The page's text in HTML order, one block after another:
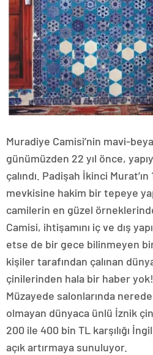
Muradiye Camisi’nin mavi-
günümüzden 22 yıl önce,
çalındı. Padişah İkinci Murat’ın
mevkisine hakim bir tepeye
camilerin en güzel
Camisi, ihtişamını iç ve dış
etse de bir gece bilinmeyen
kişiler tarafından çalınan
çinilerinden hala bir haber
Müzayede salonlarında
olmayan dünyaca ünlü İznik
200 ile 400 bin TL karşılığı
açık artırmaya sunuluyor.